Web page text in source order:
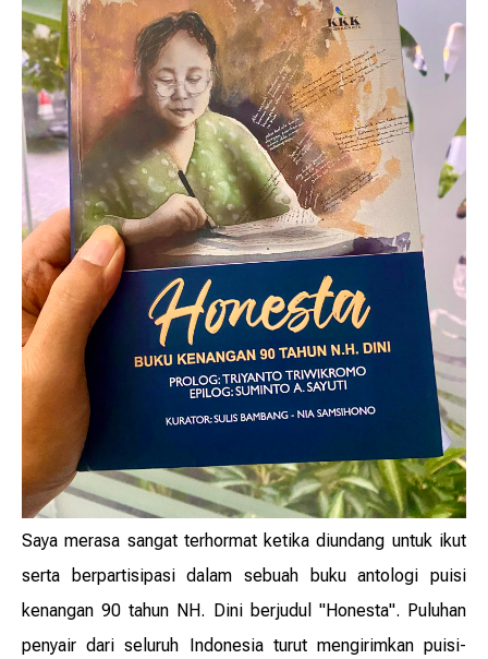
Saya merasa sangat terhormat ketika diundang untuk ikut
serta berpartisipasi dalam sebuah buku antologi puisi
kenangan 90 tahun NH. Dini berjudul "Honesta". Puluhan
penyair dari seluruh Indonesia turut mengirimkan puisi-